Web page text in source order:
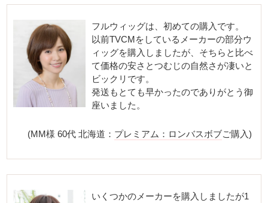
フルウィッグは、初めての購入です。
以前TVCMをしているメーカーの部分ウ
ィッグを購入しましたが、そちらと比べ
て価格の安さとつむじの自然さが凄いと
ビックリです。
発送もとても早かったのでありがとう御
座いました。
(MM様 60代 北海道： プレミアム：ロンバスボブご購入)
いくつかのメーカーを購入しましたが1